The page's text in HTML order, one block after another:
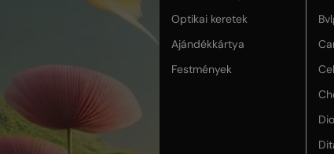
Optikai keretek
Ajándékkártya
Festmények